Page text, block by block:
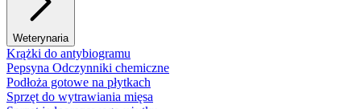
Weterynaria
Krążki do antybiogramu
Pepsyna Odczynniki chemiczne
Podłoża gotowe na płytkach
Sprzęt do wytrawiania mięsa